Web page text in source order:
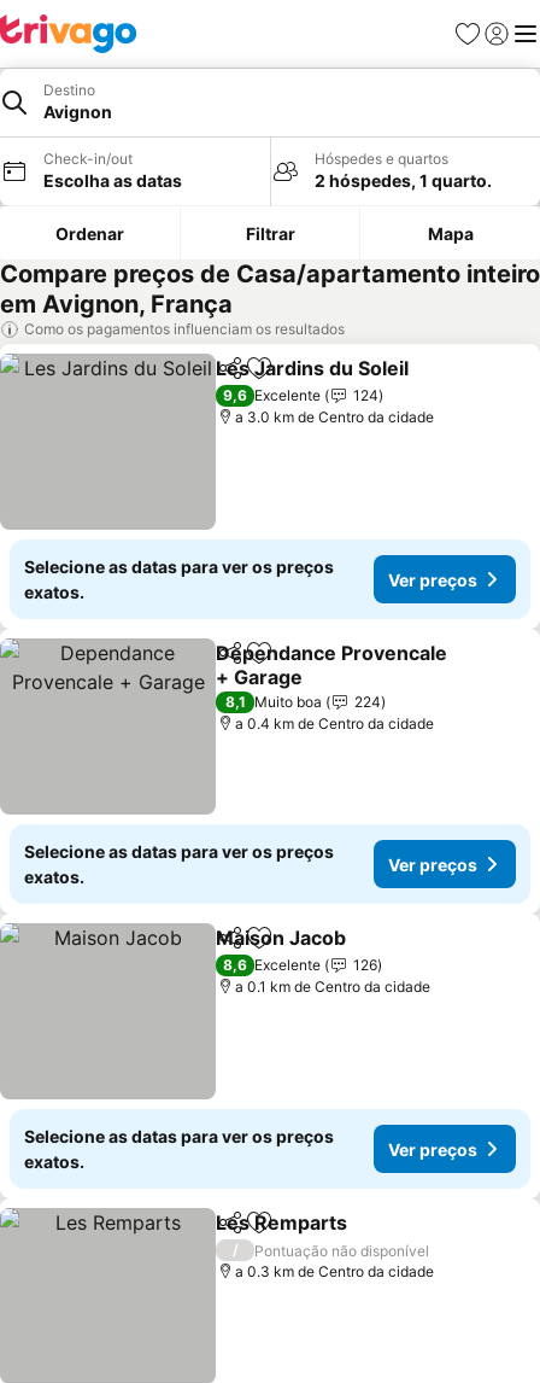
Favoritos
Iniciar
Destino
Avignon
Check-in/out
Escolha as datas
Hóspedes e quartos
2 hóspedes, 1 quarto.
Ordenar Filtrar Mapa
Compare preços de Casa/apartamento inteiro
em Avignon, França
Como os pagamentos influenciam os resultados
PartilharAdicionar aos favoritos
Les Jardins du Soleil
9,6 Excelente
124
a 3.0 km de Centro da cidade
Selecione as datas para ver os preços
exatos.
Ver preços
PartilharAdicionar aos favoritos
Dependance Provencale
+ Garage
Ver preços
8,1 Muito boa
224
a 0.4 km de Centro da cidade
Selecione as datas para ver os preços
exatos.
Ver preços
PartilharAdicionar aos favoritos
Maison Jacob
8,6 Excelente
126
a 0.1 km de Centro da cidade
Selecione as datas para ver os preços
exatos.
Ver preços
PartilharAdicionar aos favoritos
Les Remparts
/
Pontuação não disponível
a 0.3 km de Centro da cidade